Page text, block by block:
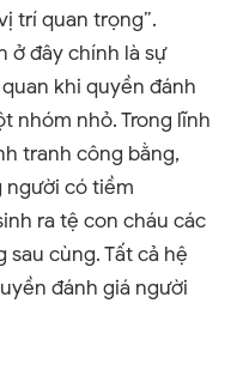
trí quan trọng”.
ở đây chính là sự
khi quyền đánh
nhóm nhỏ.Trong lĩnh
tranh công bằng,
người có tiềm
ra tệ con cháu các
cùng. Tất cả hệ
đánh giá người